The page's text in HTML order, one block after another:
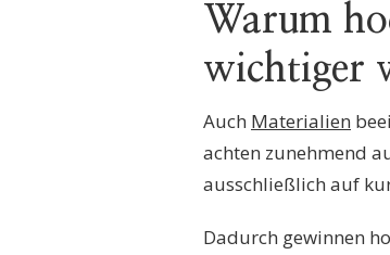
Warum
wichtiger
Auch Materialien
achten zunehmend
ausschließlich auf
Dadurch gewinnen